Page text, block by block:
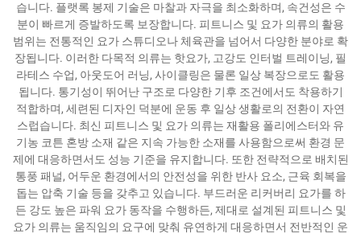
습니다. 플랫록 봉제 기술은 마찰과 자극을 최소화하며, 속건성은 수
분이 빠르게 증발하도록 보장합니다. 피트니스 및 요가 의류의 활용
범위는 전통적인 요가 스튜디오나 체육관을 넘어서 다양한 분야로 확
장됩니다. 이러한 다목적 의류는 핫요가, 고강도 인터벌 트레이닝, 필
라테스 수업, 아웃도어 러닝, 사이클링은 물론 일상 복장으로도 활용
됩니다. 통기성이 뛰어난 구조로 다양한 기후 조건에서도 착용하기
적합하며, 세련된 디자인 덕분에 운동 후 일상 생활로의 전환이 자연
스럽습니다. 최신 피트니스 및 요가 의류는 재활용 폴리에스터와 유
기농 코튼 혼방 소재 같은 지속 가능한 소재를 사용함으로써 환경 문
제에 대응하면서도 성능 기준을 유지합니다. 또한 전략적으로 배치된
통풍 패널, 어두운 환경에서의 안전성을 위한 반사 요소, 근육 회복을
돕는 압축 기술 등을 갖추고 있습니다. 부드러운 리커버리 요가를 하
든 강도 높은 파워 요가 동작을 수행하든, 제대로 설계된 피트니스 및
요가 의류는 움직임의 요구에 맞춰 유연하게 대응하면서 전반적인 운